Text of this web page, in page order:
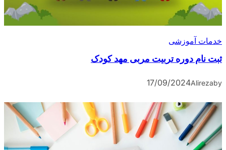
خدمات آموزشی
ثبت نام دوره تربیت مربی مهد کودک
by
Alireza
17/09/2024